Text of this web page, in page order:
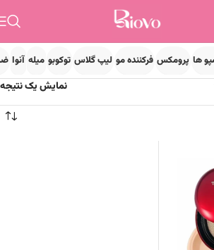
ها پرومکس فرکننده مو لیپ گلاس توکوبو میله آنوا
نمایش یک نتیجه